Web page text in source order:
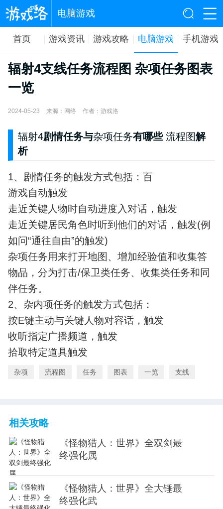
电脑游戏
首页 游戏资讯 游戏攻略 电脑游戏 手机游戏
辐射4支线任务流程图 杂项任务图表
一览
2024-05-23 来源：网络 作者：游戏洛
辐射4剧情任务与杂项任务有哪些 流程图解
析
1、剧情任务的触发方式包括：百
游戏自动触发
走近关键人物时自动进度入对话，触发
走近关键居民角色时听到他们的对话，触发(例
如问“通往自由”的触发)
杂项任务用来打开地图、增加经验值和收集答
物品，分为打击/保卫类任务、收集类任务和同
伴任务。
2、杂内项任务的触发方式包括：
按E键主动与关键人物对容话，触发
收听指定广播频道，触发
拾取特定道具触发
杂项 流程图 任务 图表 一览 支线
相关攻略
《怪物猎人：世界》全双剑最
终强化属
《怪物猎人：世界》全大锤最
终强化武